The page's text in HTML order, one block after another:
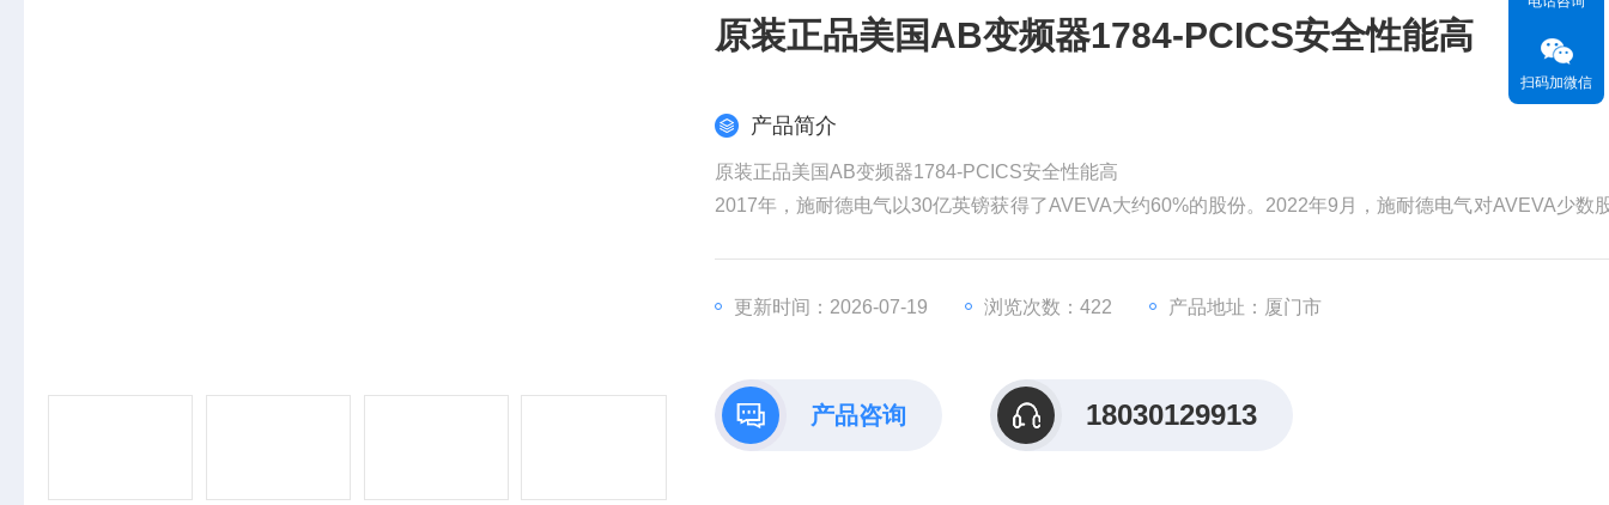
原装正品美国AB变频器1784-PCICS安全性能高
产品简介
原装正品美国AB变频器1784-PCICS安全性能高
2017年，施耐德电气以30亿英镑获得了AVEVA大约60%的股份。2022年9月，施耐德电气对AVEVA少数
全球工业部门越来越依赖数据来实现商业价值。但和其他材料一
更新时间：2026-07-19 浏览次数：422 产品地址：厦门市
产品咨询 18030129913
扫码加微信